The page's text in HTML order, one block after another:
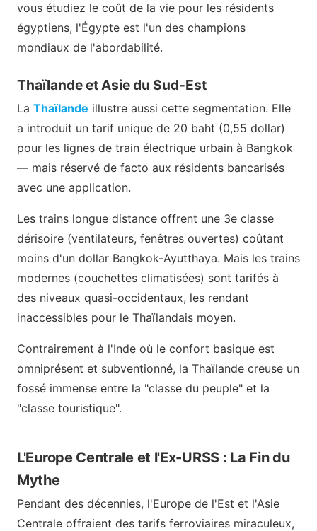
vous étudiez le coût de la vie pour les résidents
égyptiens, l'Égypte est l'un des champions
mondiaux de l'abordabilité.
Thaïlande et Asie du Sud-Est
La Thaïlande illustre aussi cette segmentation. Elle
a introduit un tarif unique de 20 baht (0,55 dollar)
pour les lignes de train électrique urbain à Bangkok
— mais réservé de facto aux résidents bancarisés
avec une application.
Les trains longue distance offrent une 3e classe
dérisoire (ventilateurs, fenêtres ouvertes) coûtant
moins d'un dollar Bangkok-Ayutthaya. Mais les trains
modernes (couchettes climatisées) sont tarifés à
des niveaux quasi-occidentaux, les rendant
inaccessibles pour le Thaïlandais moyen.
Contrairement à l'Inde où le confort basique est
omniprésent et subventionné, la Thaïlande creuse un
fossé immense entre la "classe du peuple" et la
"classe touristique".
L'Europe Centrale et l'Ex-URSS : La Fin du
Mythe
Pendant des décennies, l'Europe de l'Est et l'Asie
Centrale offraient des tarifs ferroviaires miraculeux,